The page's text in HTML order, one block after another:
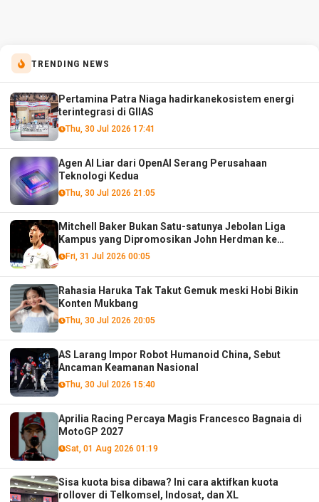
TRENDING NEWS
Pertamina Patra Niaga hadirkanekosistem energi
terintegrasi di GIIAS
Thu, 30 Jul 2026 17:41
Agen AI Liar dari OpenAI Serang Perusahaan
Teknologi Kedua
Thu, 30 Jul 2026 21:05
Mitchell Baker Bukan Satu-satunya Jebolan Liga
Kampus yang Dipromosikan John Herdman ke
Timnas Senior!
Fri, 31 Jul 2026 00:05
Rahasia Haruka Tak Takut Gemuk meski Hobi Bikin
Konten Mukbang
Thu, 30 Jul 2026 20:05
AS Larang Impor Robot Humanoid China, Sebut
Ancaman Keamanan Nasional
Thu, 30 Jul 2026 15:40
Aprilia Racing Percaya Magis Francesco Bagnaia di
MotoGP 2027
Sat, 01 Aug 2026 01:19
Sisa kuota bisa dibawa? Ini cara aktifkan kuota
rollover di Telkomsel, Indosat, dan XL